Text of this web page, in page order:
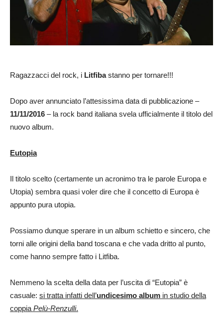
Ragazzacci del rock, i Litfibastanno per tornare!!!
Dopo aver annunciato l’attesissima data di pubblicazione –
11/11/2016 – la rock band italiana svela ufficialmente il titolo del
nuovo album.
Eutopia
Il titolo scelto (certamente un acronimo tra le parole Europa e
Utopia) sembra quasi voler dire che il concetto di Europa è
appunto pura utopia.
Possiamo dunque sperare in un album schietto e sincero, che
torni alle origini della band toscana e che vada dritto al punto,
come hanno sempre fatto i Litfiba.
Nemmeno la scelta della data per l’uscita di “Eutopia” è
casuale: si tratta infatti dell’undicesimo album in studio della
coppia Pelù-Renzulli.